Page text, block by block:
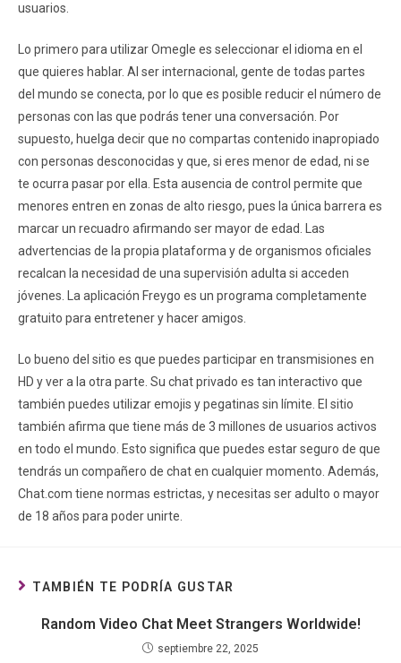
usuarios.
Lo primero para utilizar Omegle es seleccionar el idioma en el
que quieres hablar. Al ser internacional, gente de todas partes
del mundo se conecta, por lo que es posible reducir el número de
personas con las que podrás tener una conversación. Por
supuesto, huelga decir que no compartas contenido inapropiado
con personas desconocidas y que, si eres menor de edad, ni se
te ocurra pasar por ella. Esta ausencia de control permite que
menores entren en zonas de alto riesgo, pues la única barrera es
marcar un recuadro afirmando ser mayor de edad. Las
advertencias de la propia plataforma y de organismos oficiales
recalcan la necesidad de una supervisión adulta si acceden
jóvenes. La aplicación Freygo es un programa completamente
gratuito para entretener y hacer amigos.
Lo bueno del sitio es que puedes participar en transmisiones en
HD y ver a la otra parte. Su chat privado es tan interactivo que
también puedes utilizar emojis y pegatinas sin límite. El sitio
también afirma que tiene más de 3 millones de usuarios activos
en todo el mundo. Esto significa que puedes estar seguro de que
tendrás un compañero de chat en cualquier momento. Además,
Chat.com tiene normas estrictas, y necesitas ser adulto o mayor
de 18 años para poder unirte.
TAMBIÉN TE PODRÍA GUSTAR
Random Video Chat Meet Strangers Worldwide!
septiembre 22, 2025